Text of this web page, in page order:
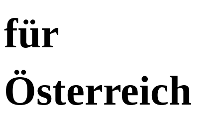
für
Österreich